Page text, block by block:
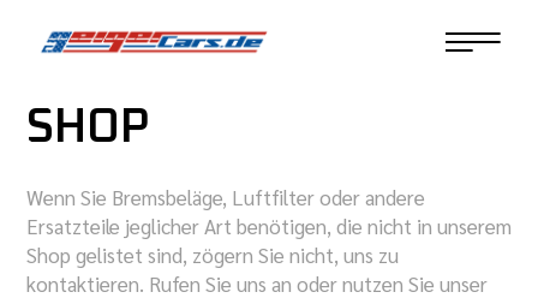
SHOP
Wenn Sie Bremsbeläge, Luftfilter oder andere
Ersatzteile jeglicher Art benötigen, die nicht in unserem
Shop gelistet sind, zögern Sie nicht, uns zu
kontaktieren. Rufen Sie uns an oder nutzen Sie unser